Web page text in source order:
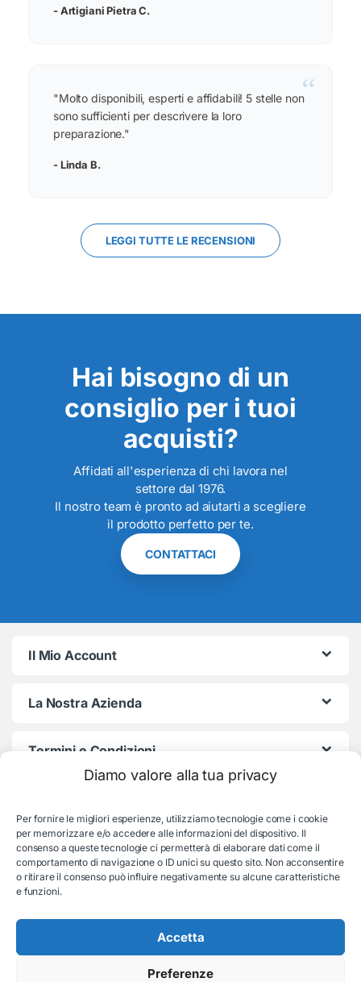
Diamo valore alla tua privacy
Per fornire le migliori esperienze, utilizziamo tecnologie come i cookie
per memorizzare e/o accedere alle informazioni del dispositivo. Il
consenso a queste tecnologie ci permetterà di elaborare dati come il
comportamento di navigazione o ID unici su questo sito. Non acconsentire
o ritirare il consenso può influire negativamente su alcune caratteristiche
e funzioni.
Accetta
Preferenze
- Artigiani Pietra C.
“
"Molto disponibili, esperti e affidabili! 5 stelle non
sono sufficienti per descrivere la loro
preparazione."
- Linda B.
LEGGI TUTTE LE RECENSIONI
Hai bisogno di un
consiglio per i tuoi
acquisti?
Affidati all'esperienza di chi lavora nel
settore dal 1976.
Il nostro team è pronto ad aiutarti a scegliere
il prodotto perfetto per te.
CONTATTACI
Il Mio Account
La Nostra Azienda
Termini e Condizioni
Consulenza e supporto:
035-19831192
© EB Store By Belotti Informatica & Elettronica